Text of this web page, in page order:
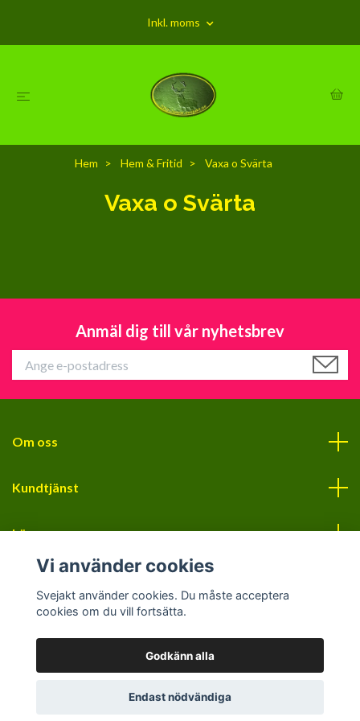
Inkl. moms
Hem Hem & Fritid Vaxa o Svärta
Vaxa o Svärta
Anmäl dig till vår nyhetsbrev
Om oss
Kundtjänst
Läs mer
© 2026 Svejakt
Vi använder cookies
Svejakt använder cookies. Du måste acceptera
cookies om du vill fortsätta.
Godkänn alla
Endast nödvändiga